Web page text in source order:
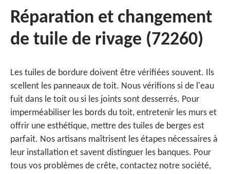
Réparation et changement
de tuile de rivage (72260)
Les tuiles de bordure doivent être vérifiées souvent. Ils
scellent les panneaux de toit. Nous vérifions si de l'eau
fuit dans le toit ou si les joints sont desserrés. Pour
imperméabiliser les bords du toit, entretenir les murs et
offrir une esthétique, mettre des tuiles de berges est
parfait. Nos artisans maîtrisent les étapes nécessaires à
leur installation et savent distinguer les banques. Pour
tous vos problèmes de crête, contactez notre société,